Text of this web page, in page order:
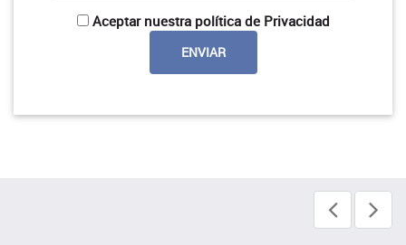
Aceptar nuestra política de Privacidad